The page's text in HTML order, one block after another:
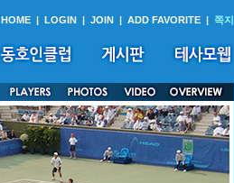
HOME | LOGIN | JOIN | ADD FAVORITE | 쪽지